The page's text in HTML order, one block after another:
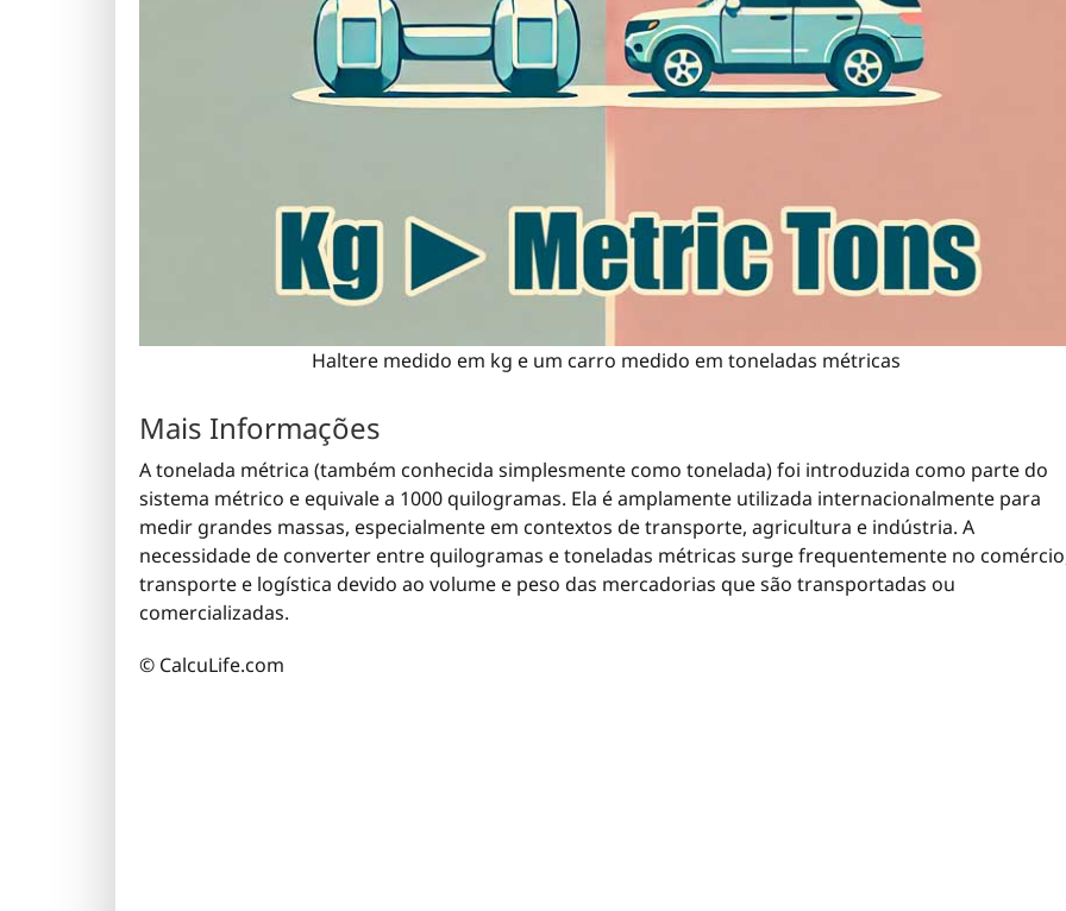
Haltere medido em kg e um carro medido em toneladas métricas
Mais Informações
A tonelada métrica (também conhecida simplesmente como tonelada) foi introduzida como parte do
sistema métrico e equivale a 1000 quilogramas. Ela é amplamente utilizada internacionalmente para
medir grandes massas, especialmente em contextos de transporte, agricultura e indústria. A
necessidade de converter entre quilogramas e toneladas métricas surge frequentemente no
transporte e logística devido ao volume e peso das mercadorias que são transportadas ou
comercializadas.
© CalcuLife.com